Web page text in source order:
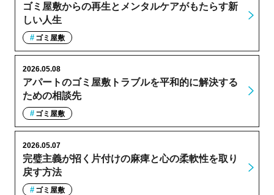
ゴミ屋敷からの再生とメンタルケアがもたらす新
しい人生
ゴミ屋敷
アパートのゴミ屋敷トラブルを平和的に解決する
ための相談先
2026.05.08
ゴミ屋敷
完璧主義が招く片付けの麻痺と心の柔軟性を取り
戻す方法
2026.05.07
ゴミ屋敷